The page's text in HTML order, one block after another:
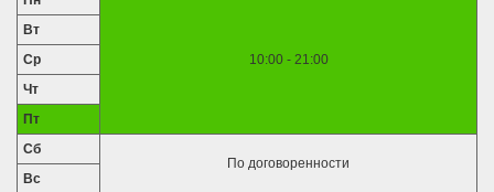
10:00 - 21:00
Вт
Ср
Чт
Пт
Сб
По договоренности
Вс